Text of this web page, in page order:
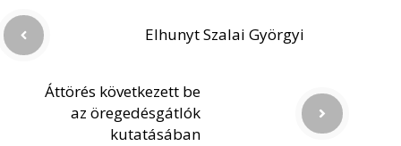
Elhunyt Szalai Györgyi
Áttörés következett be
az öregedésgátlók
kutatásában